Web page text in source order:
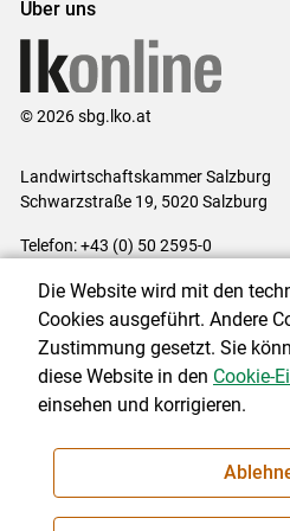
Über uns
© 2026 sbg.lko.at
Landwirtschaftskammer Salzburg
Schwarzstraße 19, 5020 Salzburg
Telefon: +43 (0) 50 2595-0
Impressum|Kontakt|
Cookie-Einstellungen
NEWSLETTER
Die Website wird mit den
Cookies ausgeführt. Andere
Zustimmung gesetzt. Sie
diese Website in den Cookie-
einsehen und korrigieren.